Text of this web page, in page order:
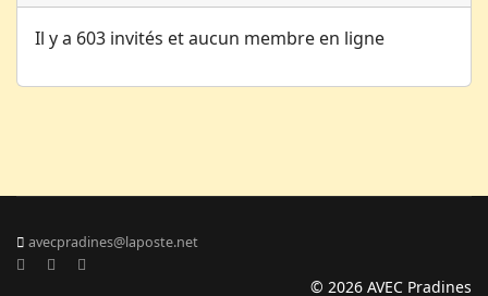
Il y a 603 invités et aucun membre en ligne
avecpradines@laposte.net
© 2026 AVEC Pradines